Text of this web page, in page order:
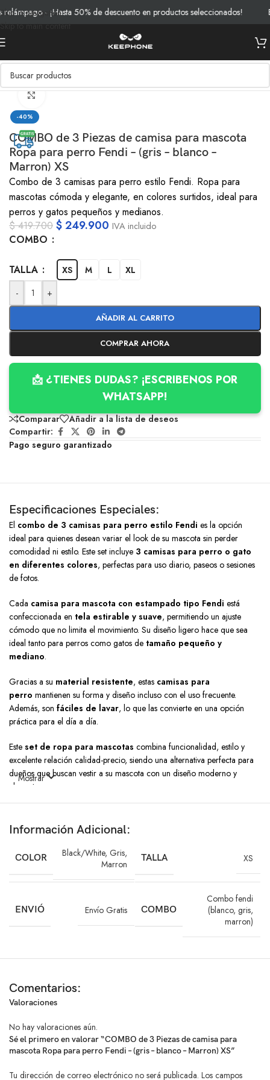
Skip to navigation
Skip to main content
- ¡Hasta 50% de descuento en productos seleccionados!
Inicio/Pets/Ropa
-40%
COMBO de 3 Piezas de camisa para mascota
Ropa para perro Fendi – (gris – blanco –
Marron) XS
Combo de 3 camisas para perro estilo Fendi. Ropa para
mascotas cómoda y elegante, en colores surtidos, ideal para
perros y gatos pequeños y medianos.
$419.700 $249.900 IVA incluido
COMBO
TALLA XS M L
XL
-
+
AÑADIR AL CARRITO
COMPRAR AHORA
📩 ¿TIENES DUDAS? ¡ESCRIBENOS POR
WHATSAPP!
Comparar
Añadir a la lista de deseos
Compartir:
Pago seguro garantizado
Especificaciones Especiales:
El combo de 3 camisas para perro estilo Fendi es la opción
ideal para quienes desean variar el look de su mascota sin perder
comodidad ni estilo. Este set incluye 3 camisas para perro o gato
en diferentes colores, perfectas para uso diario, paseos o sesiones
de fotos.
Cada camisa para mascota con estampado tipo Fendi está
confeccionada en tela estirable y suave, permitiendo un ajuste
cómodo que no limita el movimiento. Su diseño ligero hace que sea
ideal tanto para perros como gatos de tamaño pequeño y
mediano.
Gracias a su material resistente, estas camisas para
perro mantienen su forma y diseño incluso con el uso frecuente.
Además, son fáciles de lavar, lo que las convierte en una opción
práctica para el día a día.
Este set de ropa para mascotas combina funcionalidad, estilo y
excelente relación calidad-precio, siendo una alternativa perfecta para
dueños que buscan vestir a su mascota con un diseño moderno y
elegante.
Características principales
Material: Tela estirable y resistente
Ajuste cómodo y seguro
Ligeras y suaves al tacto
Aptas para uso diario
Mostrar
Información Adicional:
COLOR Black/White, Gris,
Marron
TALLA XS
ENVIÓ Envío Gratis COMBO
Combo fendi
(blanco, gris,
marron)
Comentarios:
Valoraciones
No hay valoraciones aún.
Sé el primero en valorar “COMBO de 3 Piezas de camisa para
mascota Ropa para perro Fendi – (gris – blanco – Marron) XS”
Tu dirección de correo electrónico no será publicada. Los campos